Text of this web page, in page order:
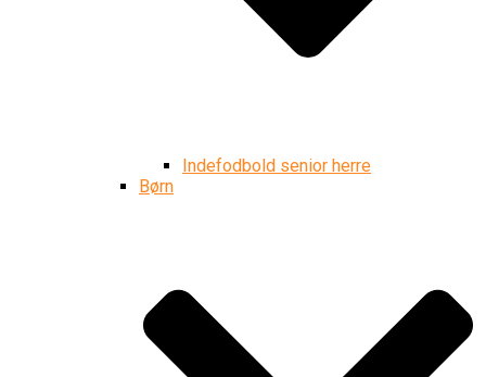
Indefodbold senior herre
Børn